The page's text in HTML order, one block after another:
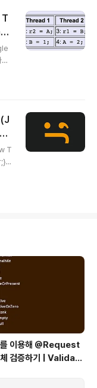
T
가
(J
T
이용해 @Request
검증하기 | Validati